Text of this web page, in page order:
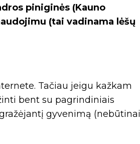
piniginės (Kauno
(tai vadinama lėšų
Tačiau jeigu kažkam
bent su pagrindiniais
gyvenimą (nebūtinai